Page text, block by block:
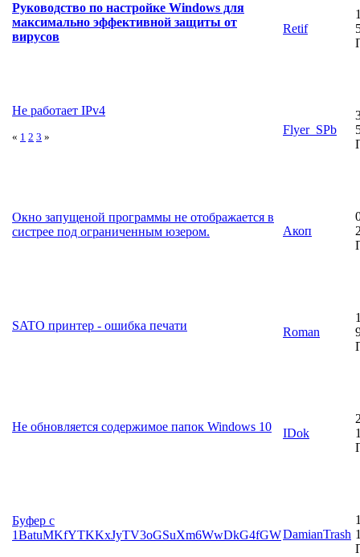
Руководство по настройке Windows для
максимально эффективной защиты от
вирусов
Retif
Не работает IPv4
« 1 2 3 »
Flyer_SPb
Окно запущеной программы не отображается в
систрее под ограниченным юзером.
Акоп
SATO принтер - ошибка печати Roman
Не обновляется содержимое папок Windows 10 IDok
Буфер с
1BatuMKfYTKKxJyTV3oGSuXm6WwDkG4fGWDamianTrash